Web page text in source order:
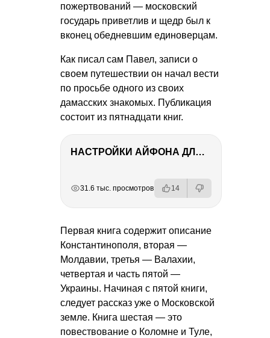
пожертвований — московский
государь приветлив и щедр был к
вконец обедневшим единоверцам.
Как писал сам Павел, записи о
своем путешествии он начал вести
по просьбе одного из своих
дамасских знакомых. Публикация
состоит из пятнадцати книг.
НАСТРОЙКИ АЙФОНА ДЛЯ ФОТО И ВИДЕО
31.6 тыс. просмотров 14
Первая книга содержит описание
Константинополя, вторая —
Молдавии, третья — Валахии,
четвертая и часть пятой —
Украины. Начиная с пятой книги,
следует рассказ уже о Московской
земле. Книга шестая — это
повествование о Коломне и Туле,